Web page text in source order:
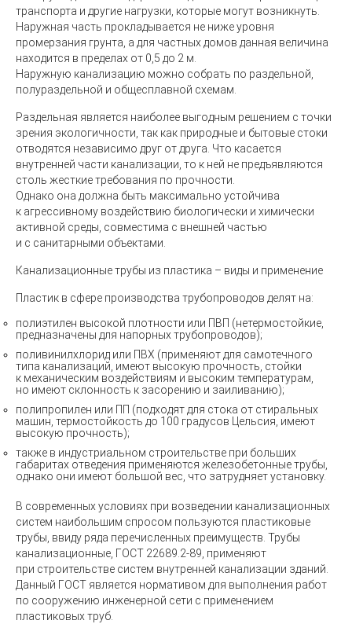
транспорта и другие нагрузки, которые могут возникнуть.
Наружная часть прокладывается не ниже уровня
промерзания грунта, а для частных домов данная величина
находится в пределах от 0,5 до 2 м.
Наружную канализацию можно собрать по раздельной,
полураздельной и общесплавной схемам.
Раздельная является наиболее выгодным решением с точки
зрения экологичности, так как природные и бытовые стоки
отводятся независимо друг от друга. Что касается
внутренней части канализации, то к ней не предъявляются
столь жесткие требования по прочности.
Однако она должна быть максимально устойчива
к агрессивному воздействию биологически и химически
активной среды, совместима с внешней частью
и с санитарными объектами.
Канализационные трубы из пластика – виды и применение
Пластик в сфере производства трубопроводов делят на:
полиэтилен высокой плотности или ПВП (нетермостойкие,
предназначены для напорных трубопроводов);
поливинилхлорид или ПВХ (применяют для самотечного
типа канализаций, имеют высокую прочность, стойки
к механическим воздействиям и высоким температурам,
но имеют склонность к засорению и заиливанию);
полипропилен или ПП (подходят для стока от стиральных
машин, термостойкость до 100 градусов Цельсия, имеют
высокую прочность);
также в индустриальном строительстве при больших
габаритах отведения применяются железобетонные трубы,
однако они имеют большой вес, что затрудняет установку.
В современных условиях при возведении канализационных
систем наибольшим спросом пользуются пластиковые
трубы, ввиду ряда перечисленных преимуществ. Трубы
канализационные, ГОСТ 22689.2-89, применяют
при строительстве систем внутренней канализации зданий.
Данный ГОСТ является нормативом для выполнения работ
по сооружению инженерной сети с применением
пластиковых труб.